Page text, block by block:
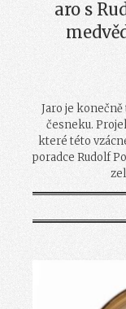
aro s
Jaro je
česneku.
které této
poradce Rudolf